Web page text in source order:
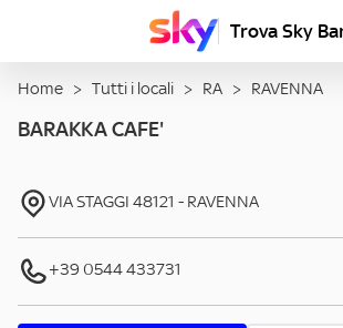
Trova Sky
Home > Tutti i locali > RA > RAVENNA
BARAKKA CAFE'
VIA STAGGI 48121 - RAVENNA
+39 0544 433731